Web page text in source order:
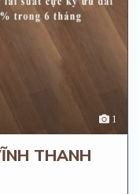
1
THANH